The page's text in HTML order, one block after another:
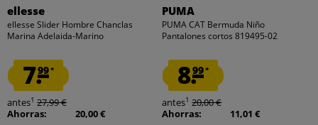
ellesse
ellesse Slider Hombre Chanclas
Marina Adelaida-Marino
7.99*
antes1 27,99 €
Ahorras:
20,00 €
PUMA
PUMA CAT Bermuda Niño
Pantalones cortos 819495-02
8.99*
antes1 20,00 €
Ahorras:
11,01 €